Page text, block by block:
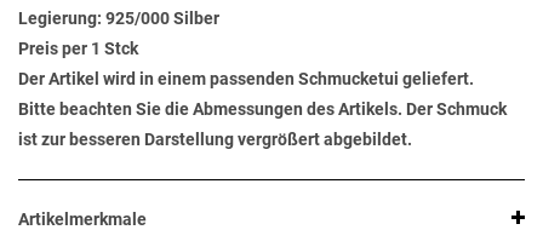
Legierung: 925/000 Silber
Preis per 1 Stck
Der Artikel wird in einem passenden Schmucketui geliefert.
Bitte beachten Sie die Abmessungen des Artikels. Der Schmuck
ist zur besseren Darstellung vergrößert abgebildet.
Artikelmerkmale